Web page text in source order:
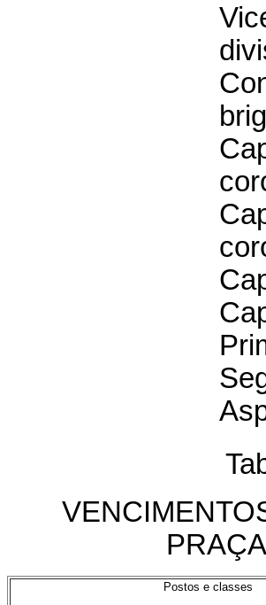
Postos e classes